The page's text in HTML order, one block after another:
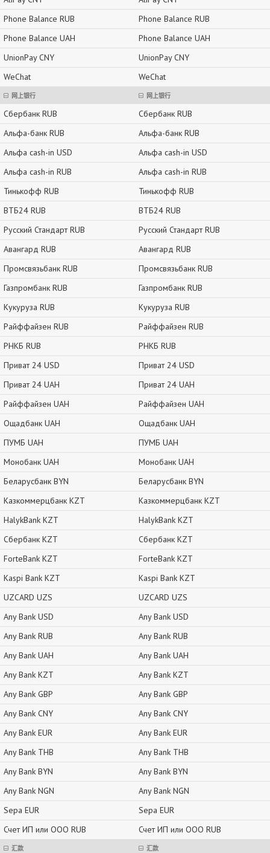
Phone Balance RUB
Phone Balance UAH
UnionPay CNY
WeChat
网上银行
Сбербанк RUB
Альфа-банк RUB
Альфа cash-in USD
Альфа cash-in RUB
Тинькофф RUB
ВТБ24 RUB
Русский Стандарт RUB
Авангард RUB
Промсвязьбанк RUB
Газпромбанк RUB
Кукуруза RUB
Райффайзен RUB
РНКБ RUB
Приват 24 USD
Приват 24 UAH
Райффайзен UAH
Ощадбанк UAH
ПУМБ UAH
Монобанк UAH
Беларусбанк BYN
Казкоммерцбанк KZT
HalykBank KZT
Сбербанк KZT
ForteBank KZT
Kaspi Bank KZT
UZCARD UZS
Any Bank USD
Any Bank RUB
Any Bank UAH
Any Bank KZT
Any Bank GBP
Any Bank CNY
Any Bank EUR
Any Bank THB
Any Bank BYN
Any Bank NGN
Sepa EUR
Счет ИП или ООО RUB
汇款
Phone Balance RUB
Phone Balance UAH
UnionPay CNY
WeChat
网上银行
Сбербанк RUB
Альфа-банк RUB
Альфа cash-in USD
Альфа cash-in RUB
Тинькофф RUB
ВТБ24 RUB
Русский Стандарт RUB
Авангард RUB
Промсвязьбанк RUB
Газпромбанк RUB
Кукуруза RUB
Райффайзен RUB
РНКБ RUB
Приват 24 USD
Приват 24 UAH
Райффайзен UAH
Ощадбанк UAH
ПУМБ UAH
Монобанк UAH
Беларусбанк BYN
Казкоммерцбанк KZT
HalykBank KZT
Сбербанк KZT
ForteBank KZT
Kaspi Bank KZT
UZCARD UZS
Any Bank USD
Any Bank RUB
Any Bank UAH
Any Bank KZT
Any Bank GBP
Any Bank CNY
Any Bank EUR
Any Bank THB
Any Bank BYN
Any Bank NGN
Sepa EUR
Счет ИП или ООО RUB
汇款